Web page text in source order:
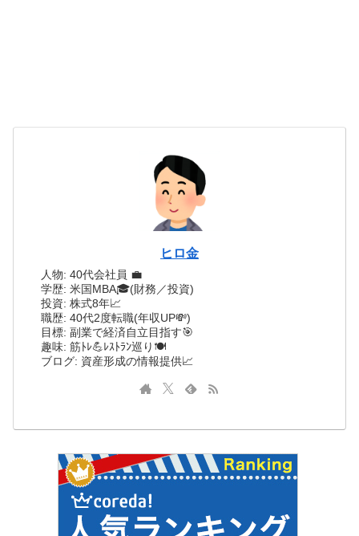
ヒロ金
人物: 40代会社員 💼
学歴: 米国MBA🎓(財務／投資)
投資: 株式8年📈
職歴: 40代2度転職(年収UP💸)
目標: 副業で経済自立目指す🎯
趣味: 筋ﾄﾚ💪ﾚｽﾄﾗﾝ巡り🍽️
ブログ: 資産形成の情報提供📈